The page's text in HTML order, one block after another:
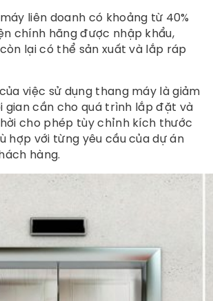
liên doanh có khoảng từ 40%
chính hãng được nhập khẩu,
lại có thể sản xuất và lắp ráp
việc sử dụng thang máy là giảm
gian cần cho quá trình lắp đặt và
cho phép tùy chỉnh kích thước
hợp với từng yêu cầu của dự án
hàng.